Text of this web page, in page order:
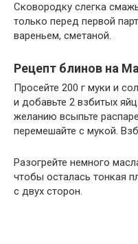
Сковородку слегка
только перед первой
вареньем, сметаной.
Рецепт блинов на
Просейте 200 г муки и
и добавьте 2 взбитых
желанию всыпьте
перемешайте с мукой.
Разогрейте немного
чтобы осталась тонкая
с двух сторон.